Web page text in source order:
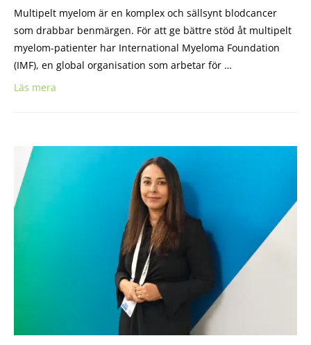
Multipelt myelom är en komplex och sällsynt blodcancer
som drabbar benmärgen. För att ge bättre stöd åt multipelt
myelom-patienter har International Myeloma Foundation
(IMF), en global organisation som arbetar för …
Läs mera